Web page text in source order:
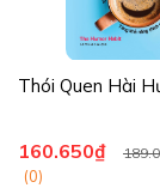
Thói Quen Hài
160.650₫
(0)